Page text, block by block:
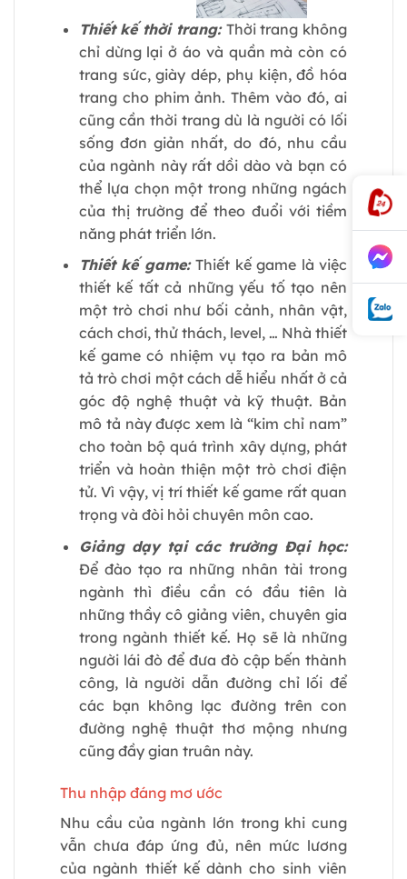
Thiết kế thời trang: Thời trang không
chỉ dừng lại ở áo và quần mà còn có
trang sức, giày dép, phụ kiện, đồ hóa
trang cho phim ảnh. Thêm vào đó, ai
cũng cần thời trang dù là người có lối
sống đơn giản nhất, do đó, nhu cầu
của ngành này rất dồi dào và bạn có
thể lựa chọn một trong những ngách
của thị trường để theo đuổi với tiềm
năng phát triển lớn.
Thiết kế game:Thiết kế game là việc
thiết kế tất cả những yếu tố tạo nên
một trò chơi như bối cảnh, nhân vật,
cách chơi, thử thách, level, … Nhà thiết
kế game có nhiệm vụ tạo ra bản mô
tả trò chơi một cách dễ hiểu nhất ở cả
góc độ nghệ thuật và kỹ thuật. Bản
mô tả này được xem là “kim chỉ nam”
cho toàn bộ quá trình xây dựng, phát
triển và hoàn thiện một trò chơi điện
tử. Vì vậy, vị trí thiết kế game rất quan
trọng và đòi hỏi chuyên môn cao.
Giảng dạy tại các trường Đại học:
Để đào tạo ra những nhân tài trong
ngành thì điều cần có đầu tiên là
những thầy cô giảng viên, chuyên gia
trong ngành thiết kế. Họ sẽ là những
người lái đò để đưa đò cập bến thành
công, là người dẫn đường chỉ lối để
các bạn không lạc đường trên con
đường nghệ thuật thơ mộng nhưng
cũng đầy gian truân này.
Thu nhập đáng mơ ước
Nhu cầu của ngành lớn trong khi cung
vẫn chưa đáp ứng đủ, nên mức lương
của ngành thiết kế dành cho sinh viên